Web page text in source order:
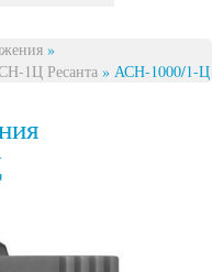
»
1Ц Ресанта » АСН-1000/1-Ц